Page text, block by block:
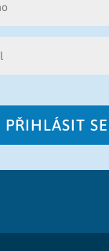
PŘIHLÁSIT